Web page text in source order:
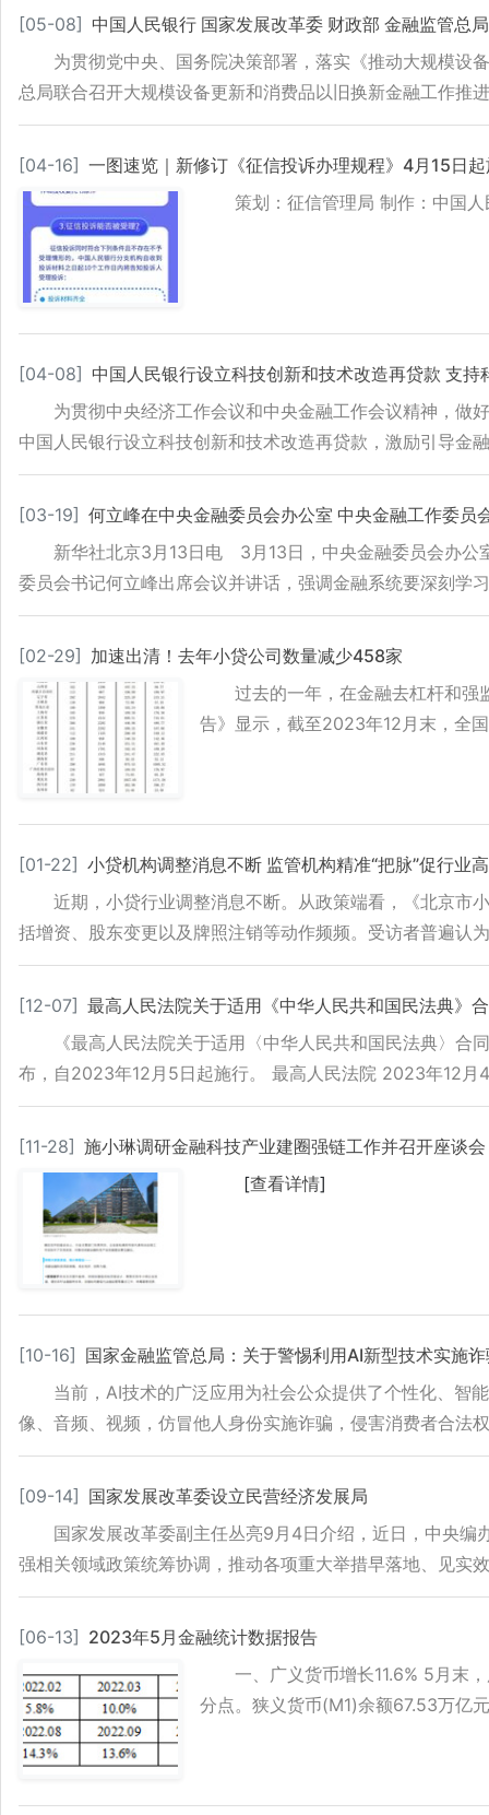
[05-08] 中国人民银行 国家发展改革委 财政部 金融监管总
为贯彻党中央、国务院决策部署，落实《推动大规模设
总局联合召开大规模设备更新和消费品以旧换新金融工作推
[04-16] 一图速览｜新修订《征信投诉办理规程》4月15日
策划：征信管理局 制作：中国
[04-08] 中国人民银行设立科技创新和技术改造再贷款 支
为贯彻中央经济工作会议和中央金融工作会议精神，做
中国人民银行设立科技创新和技术改造再贷款，激励引导金
[03-19] 何立峰在中央金融委员会办公室 中央金融工作委
新华社北京3月13日电 3月13日，中央金融委员会办公
委员会书记何立峰出席会议并讲话，强调金融系统要深刻学
[02-29] 加速出清！去年小贷公司数量减少458家
过去的一年，在金融去杠杆和
告》显示，截至2023年12月末，全
[01-22] 小贷机构调整消息不断 监管机构精准“把脉”促行业
近期，小贷行业调整消息不断。从政策端看，《北京市
括增资、股东变更以及牌照注销等动作频频。受访者普遍认
[12-07] 最高人民法院关于适用《中华人民共和国民法典》
《最高人民法院关于适用〈中华人民共和国民法典〉
布，自2023年12月5日起施行。 最高人民法院 2023年12月
[11-28] 施小琳调研金融科技产业建圈强链工作并召开座谈
[查看详情]
[10-16] 国家金融监管总局：关于警惕利用AI新型技术实施
当前，AI技术的广泛应用为社会公众提供了个性化、智
像、音频、视频，仿冒他人身份实施诈骗，侵害消费者合法
[09-14] 国家发展改革委设立民营经济发展局
国家发展改革委副主任丛亮9月4日介绍，近日，中央
强相关领域政策统筹协调，推动各项重大举措早落地、见实
[06-13] 2023年5月金融统计数据报告
一、广义货币增长11.6% 5月末
分点。狭义货币(M1)余额67.53万亿